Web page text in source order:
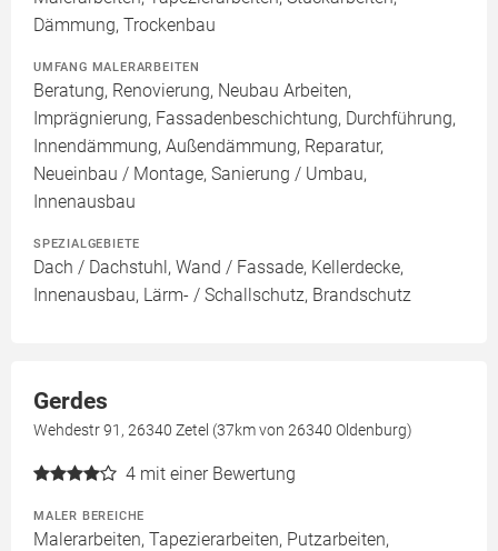
Dämmung, Trockenbau
UMFANG MALERARBEITEN
Beratung, Renovierung, Neubau Arbeiten,
Imprägnierung, Fassadenbeschichtung, Durchführung,
Innendämmung, Außendämmung, Reparatur,
Neueinbau / Montage, Sanierung / Umbau,
Innenausbau
SPEZIALGEBIETE
Dach / Dachstuhl, Wand / Fassade, Kellerdecke,
Innenausbau, Lärm- / Schallschutz, Brandschutz
Gerdes
Wehdestr 91, 26340 Zetel (37km von 26340 Oldenburg)
4 mit einer Bewertung
MALER BEREICHE
Malerarbeiten, Tapezierarbeiten, Putzarbeiten,